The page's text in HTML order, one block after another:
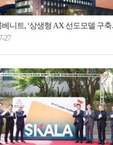
트, ‘상생형 AX 선도모델 구축지원사업’ 주관기관 선정
27